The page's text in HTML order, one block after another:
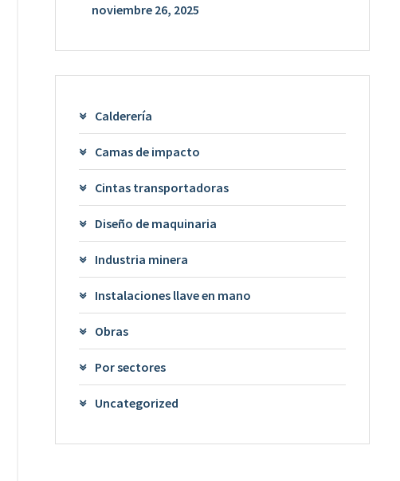
noviembre 26, 2025
Calderería
Camas de impacto
Cintas transportadoras
Diseño de maquinaria
Industria minera
Instalaciones llave en mano
Obras
Por sectores
Uncategorized